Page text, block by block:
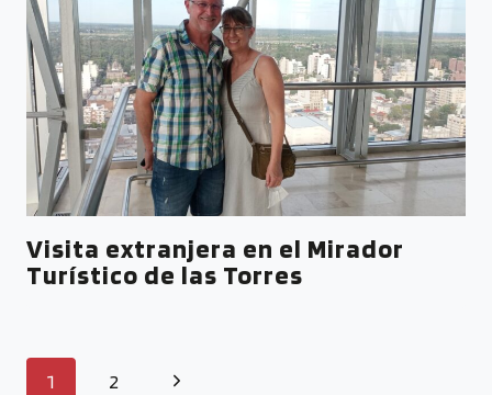
Visita extranjera en el Mirador
Turístico de las Torres
1 2